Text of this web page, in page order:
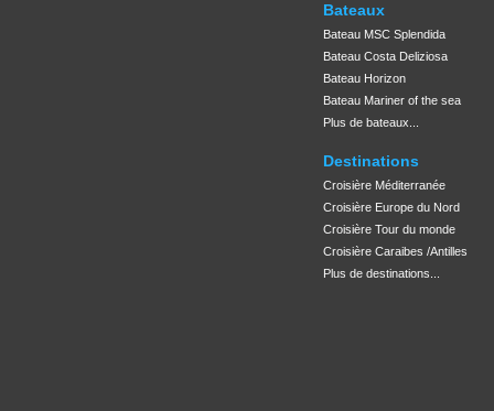
Bateaux
Bateau MSC Splendida
Bateau Costa Deliziosa
Bateau Horizon
Bateau Mariner of the sea
Plus de bateaux...
Destinations
Croisière Méditerranée
Croisière Europe du Nord
Croisière Tour du monde
Croisière Caraibes /Antilles
Plus de destinations...